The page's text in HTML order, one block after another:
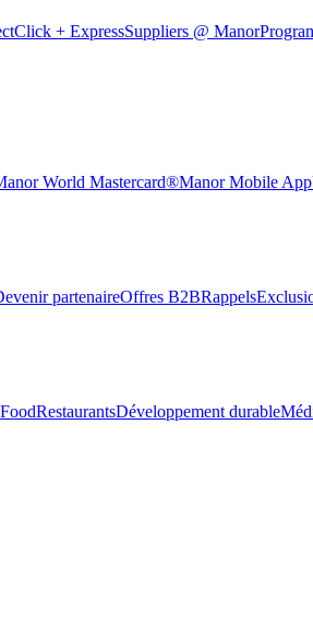
Click + ExpressSuppliers @ Manor
World Mastercard®Manor Mobile App
partenaireOffres B2BRappels
FoodRestaurantsDéveloppement durable